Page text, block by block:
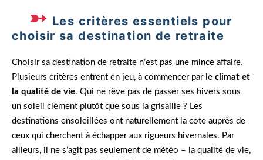
Les critères essentiels pour
choisir sa destination de retraite
Choisir sa destination de retraite n’est pas une mince affaire.
Plusieurs critères entrent en jeu, à commencer par le climat et
la qualité de vie. Qui ne rêve pas de passer ses hivers sous
un soleil clément plutôt que sous la grisaille ? Les
destinations ensoleillées ont naturellement la cote auprès de
ceux qui cherchent à échapper aux rigueurs hivernales. Par
ailleurs, il ne s’agit pas seulement de météo – la qualité de vie,